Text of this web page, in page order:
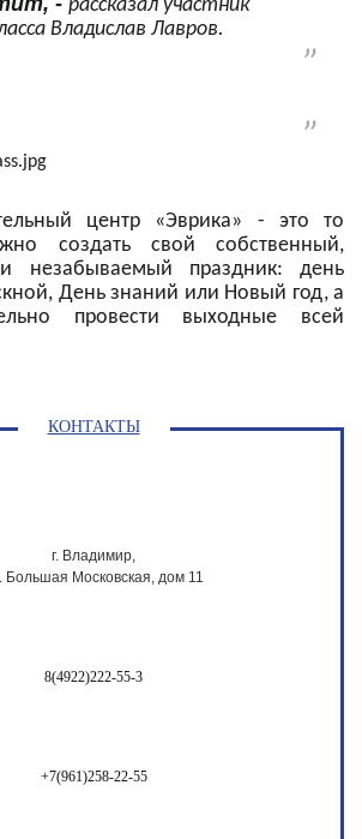
рассказал участник
Владислав Лавров.
центр «Эврика» - это то
создать свой собственный,
незабываемый праздник: день
День знаний или Новый год, а
провести выходные всей
КОНТАКТЫ
г. Владимир,
Большая Московская, дом 11
8(4922)222-55-3
+7(961)258-22-55